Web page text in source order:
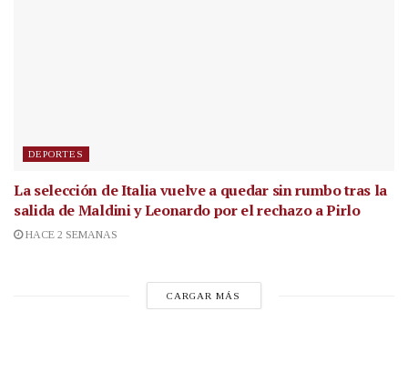
DEPORTES
La selección de Italia vuelve a quedar sin rumbo tras la
salida de Maldini y Leonardo por el rechazo a Pirlo
HACE 2 SEMANAS
CARGAR MÁS